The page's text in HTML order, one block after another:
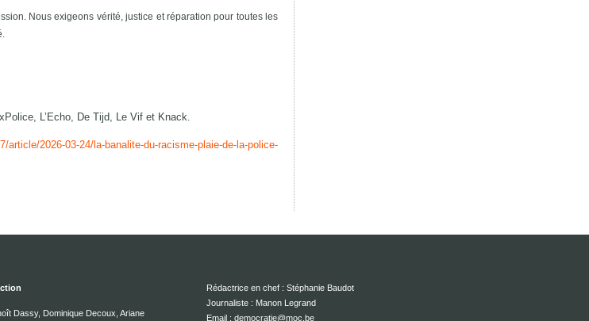
Nous exigeons vérité, justice et réparation pour toutes les
L’Echo, De Tijd, Le Vif et Knack.
article/2026-03-24/la-banalite-du-racisme-plaie-de-la-police-
Dassy, Dominique Decoux, Ariane
Rédactrice en chef : Stéphanie Baudot
Journaliste : Manon Legrand
Email : democratie@moc.be